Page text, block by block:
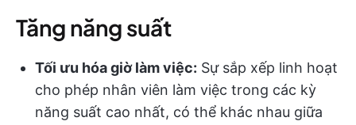
Tăng năng suất
Tối ưu hóa giờ làm việc: Sự sắp xếp linh hoạt
cho phép nhân viên làm việc trong các kỳ
năng suất cao nhất, có thể khác nhau giữa